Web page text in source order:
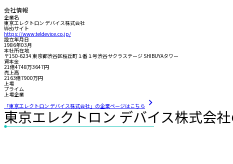
会社情報
企業名
東京エレクトロン デバイス株式会社
Webサイト
https://www.teldevice.co.jp/
設立年月日
1986年03月
本社所在地
〒150-6234 東京都渋谷区桜丘町１番１号渋谷サクラステージ SHIBUYAタワー
資本金
21億4748万3647円
売上高
2163億7900万円
上場
プライム
上場企業
「東京エレクトロン デバイス株式会社」の企業ページはこちら
東京エレクトロン デバイス株式会